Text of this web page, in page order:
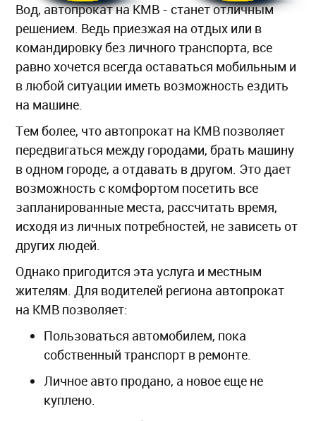
Вод, автопрокат на КМВ - станет отличным
решением. Ведь приезжая на отдых или в
командировку без личного транспорта, все
равно хочется всегда оставаться мобильным и
в любой ситуации иметь возможность ездить
на машине.
Тем более, что автопрокат на КМВ позволяет
передвигаться между городами, брать машину
в одном городе, а отдавать в другом. Это дает
возможность с комфортом посетить все
запланированные места, рассчитать время,
исходя из личных потребностей, не зависеть от
других людей.
Однако пригодится эта услуга и местным
жителям. Для водителей региона автопрокат
на КМВ позволяет:
Пользоваться автомобилем, пока
собственный транспорт в ремонте.
Личное авто продано, а новое еще не
куплено.